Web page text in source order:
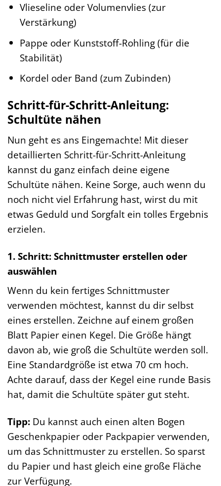
Vlieseline oder Volumenvlies (zur
Verstärkung)
Pappe oder Kunststoff-Rohling (für die
Stabilität)
Kordel oder Band (zum Zubinden)
Schritt-für-Schritt-Anleitung:
Schultüte nähen
Nun geht es ans Eingemachte! Mit dieser
detaillierten Schritt-für-Schritt-Anleitung
kannst du ganz einfach deine eigene
Schultüte nähen. Keine Sorge, auch wenn du
noch nicht viel Erfahrung hast, wirst du mit
etwas Geduld und Sorgfalt ein tolles Ergebnis
erzielen.
1. Schritt: Schnittmuster erstellen oder
auswählen
Wenn du kein fertiges Schnittmuster
verwenden möchtest, kannst du dir selbst
eines erstellen. Zeichne auf einem großen
Blatt Papier einen Kegel. Die Größe hängt
davon ab, wie groß die Schultüte werden soll.
Eine Standardgröße ist etwa 70 cm hoch.
Achte darauf, dass der Kegel eine runde Basis
hat, damit die Schultüte später gut steht.
Tipp: Du kannst auch einen alten Bogen
Geschenkpapier oder Packpapier verwenden,
um das Schnittmuster zu erstellen. So sparst
du Papier und hast gleich eine große Fläche
zur Verfügung.